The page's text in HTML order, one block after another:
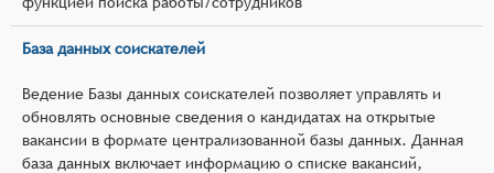
База данных соискателей
Ведение Базы данных соискателей позволяет управлять и
обновлять основные сведения о кандидатах на открытые
вакансии в формате централизованной базы данных. Данная
база данных включает информацию о списке вакансий,